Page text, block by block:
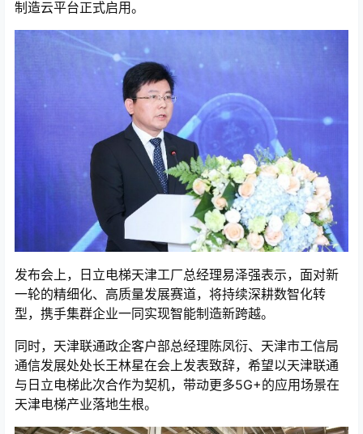
制造云平台正式启用。
发布会上，日立电梯天津工厂总经理易泽强表示，面对新
一轮的精细化、高质量发展赛道，将持续深耕数智化转
型，携手集群企业一同实现智能制造新跨越。
同时，天津联通政企客户部总经理陈凤衍、天津市工信局
通信发展处处长王林星在会上发表致辞，希望以天津联通
与日立电梯此次合作为契机，带动更多5G+的应用场景在
天津电梯产业落地生根。